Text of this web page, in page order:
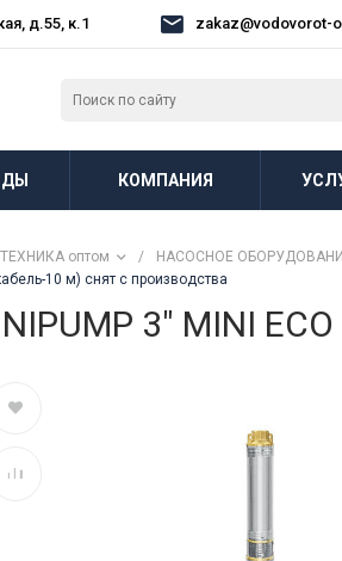
д.55, к.1 zakaz@vodovorot-
КОМПАНИЯ
оптом / НАСОСНОЕ
10 м) снят с производства
3" MINI